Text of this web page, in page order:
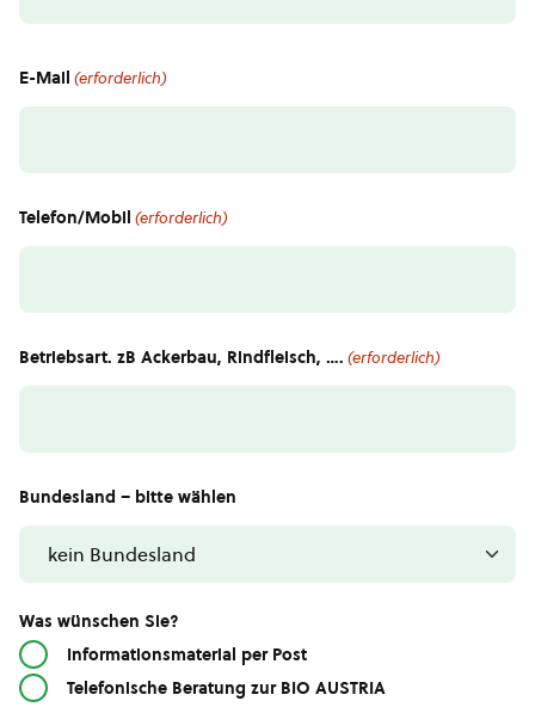
E-Mail (erforderlich)
Telefon/Mobil (erforderlich)
Betriebsart. zB Ackerbau, Rindfleisch, …. (erforderlich)
Bundesland – bitte wählen
Was wünschen Sie?
Informationsmaterial per Post
Telefonische Beratung zur BIO AUSTRIA